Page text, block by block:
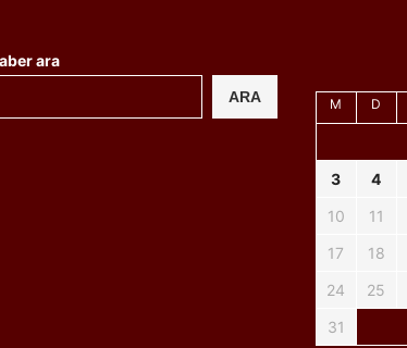
ara
ARA M D
3
4
10
11
17
18
24
25
31